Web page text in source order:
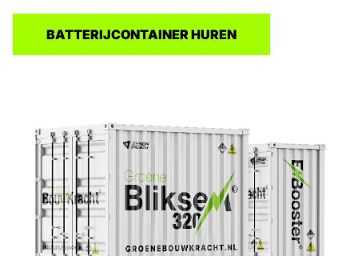
BATTERIJCONTAINER HUREN